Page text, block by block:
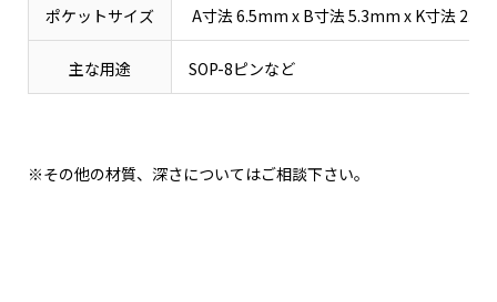
ポケットサイズ A寸法 6.5mm x B寸法 5.3mm x K寸法
主な用途 SOP-8ピンなど
※その他の材質、深さについてはご相談下さい。